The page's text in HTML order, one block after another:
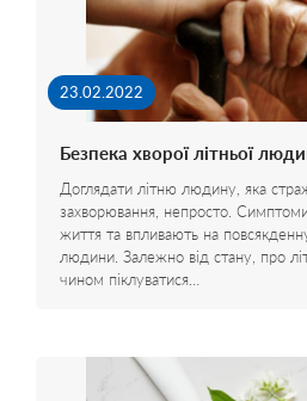
23.02.2022
Безпека хворої літньої
Доглядати літню людину, яка
захворювання, непросто.
життя та впливають на повсякденну
людини. Залежно від стану, про
чином піклуватися…